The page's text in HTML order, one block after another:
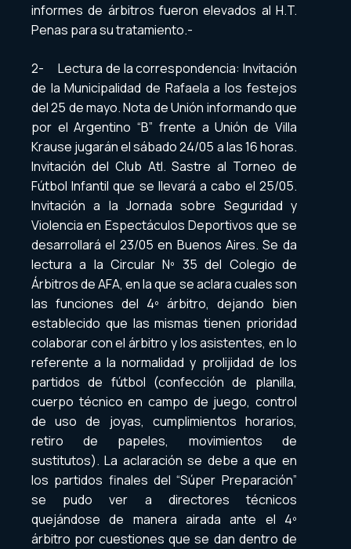
informes de árbitros fueron elevados al H.T.
Penas para su tratamiento.-
2- Lectura de la correspondencia: Invitación
de la Municipalidad de Rafaela a los festejos
del 25 de mayo. Nota de Unión informando que
por el Argentino “B” frente a Unión de Villa
Krause jugarán el sábado 24/05 a las 16 horas.
Invitación del Club Atl. Sastre al Torneo de
Fútbol Infantil que se llevará a cabo el 25/05.
Invitación a la Jornada sobre Seguridad y
Violencia en Espectáculos Deportivos que se
desarrollará el 23/05 en Buenos Aires. Se da
lectura a la Circular Nº 35 del Colegio de
Árbitros de AFA, en la que se aclara cuales son
las funciones del 4º árbitro, dejando bien
establecido que las mismas tienen prioridad
colaborar con el árbitro y los asistentes, en lo
referente a la normalidad y prolijidad de los
partidos de fútbol (confección de planilla,
cuerpo técnico en campo de juego, control
de uso de joyas, cumplimientos horarios,
retiro de papeles, movimientos de
sustitutos). La aclaración se debe a que en
los partidos finales del “Súper Preparación”
se pudo ver a directores técnicos
quejándose de manera airada ante el 4º
árbitro por cuestiones que se dan dentro de